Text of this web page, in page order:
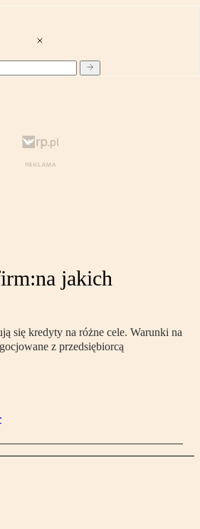
jakich
się kredyty na różne cele. Warunki na
z przedsiębiorcą